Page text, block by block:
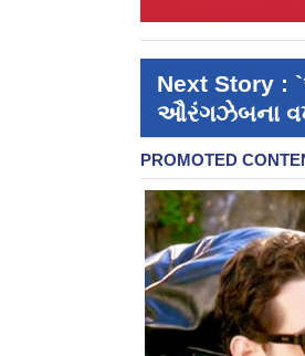
Next Story :
ઔરંગઝેબના